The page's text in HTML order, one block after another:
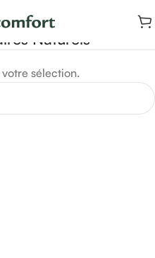
Naturels
sélection.